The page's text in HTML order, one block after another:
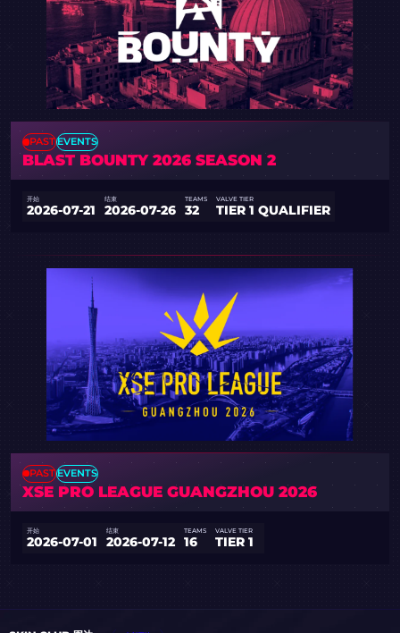
PASTEVENTS
BLAST BOUNTY 2026 SEASON 2
开始
2026-07-21
结束
2026-07-26
TEAMS
32
VALVE TIER
TIER 1 QUALIFIER
PASTEVENTS
XSE PRO LEAGUE GUANGZHOU 2026
开始
2026-07-01
结束
2026-07-12
TEAMS
16
VALVE TIER
TIER 1